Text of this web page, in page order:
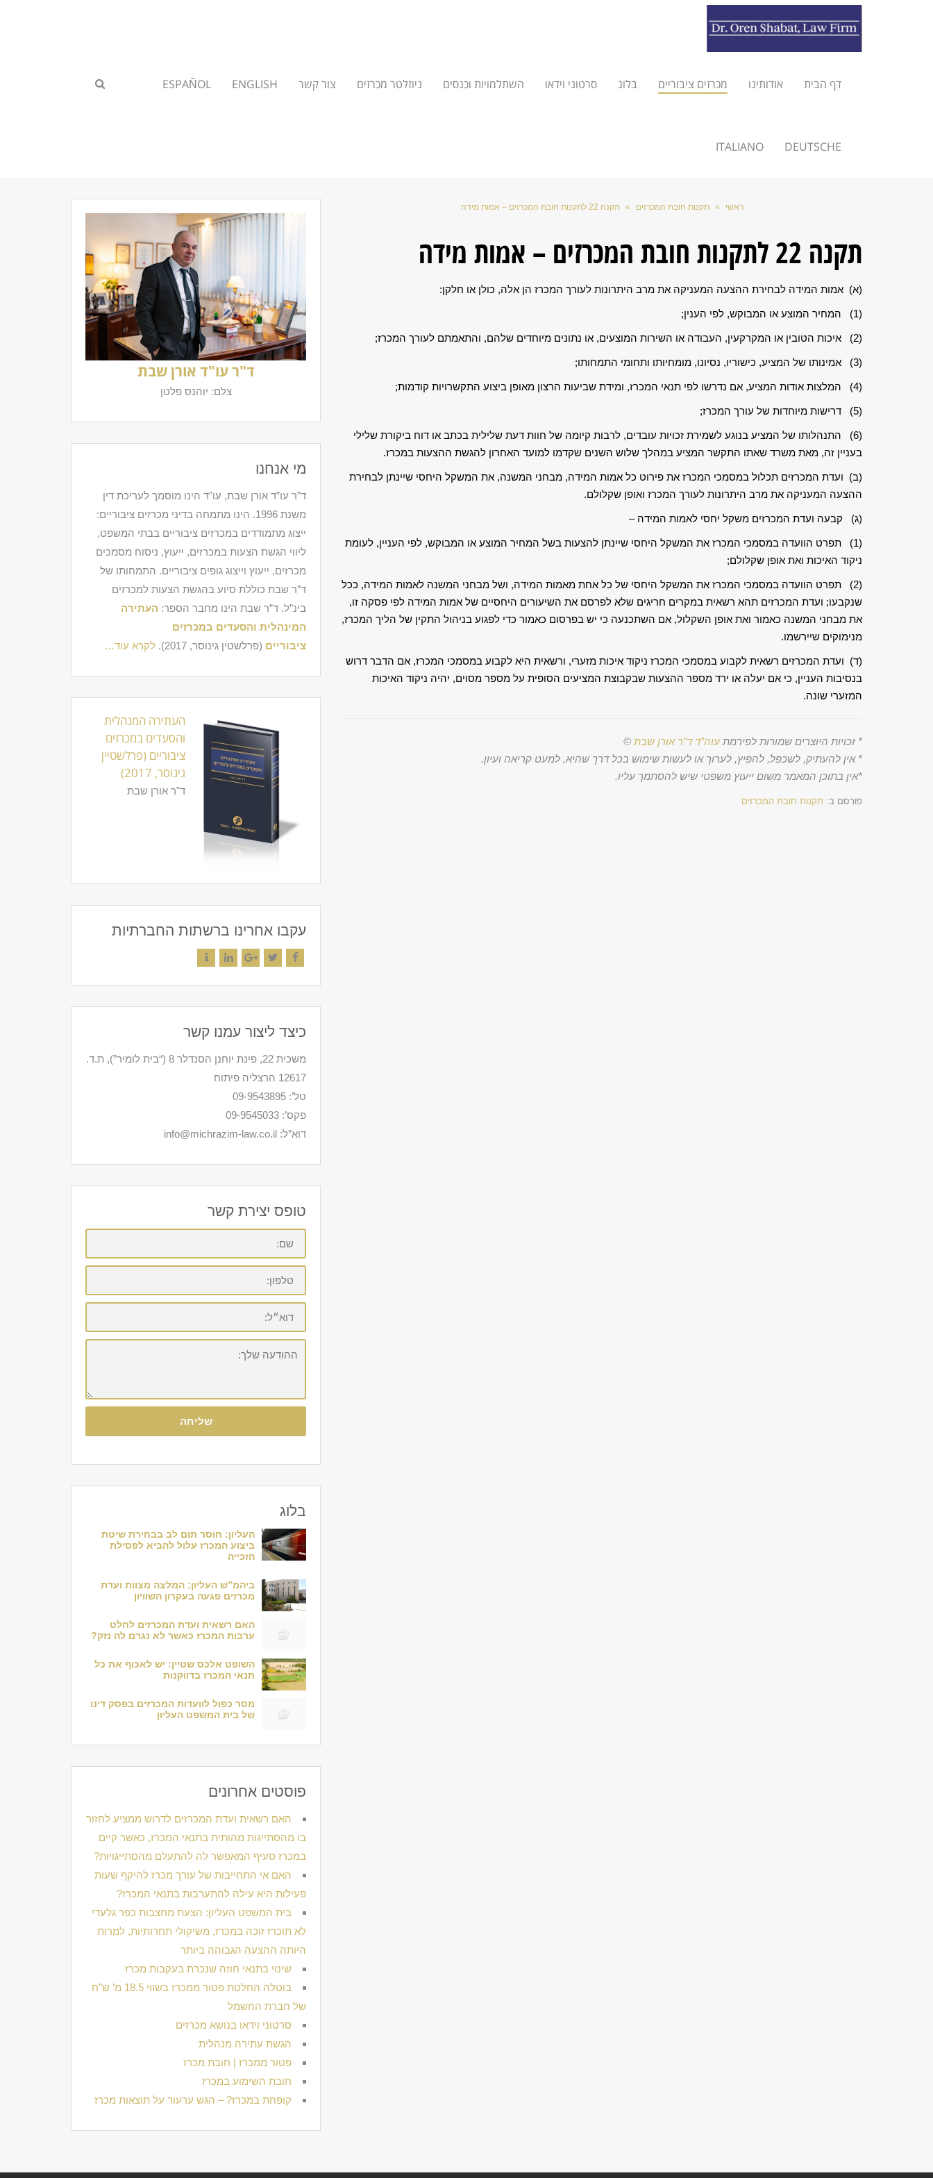
דף הבית אודותינו מכרזים ציבוריים בלוג סרטוני וידאו השתלמויות וכנסים ניוזלטר מכרזים צור קשר ENGLISH
ESPAÑOL
DEUTSCHE
ITALIANO
ראשי » תקנות חובת המכרזים » תקנה 22 לתקנות חובת המכרזים – אמות מידה
תקנה 22 לתקנות חובת המכרזים – אמות מידה
(א) אמות המידה לבחירת ההצעה המעניקה את מרב היתרונות לעורך המכרז הן אלה, כולן או חלקן:
(1) המחיר המוצע או המבוקש, לפי הענין;
(2) איכות הטובין או המקרקעין, העבודה או השירות המוצעים, או נתונים מיוחדים שלהם, והתאמתם לעורך המכרז;
(3) אמינותו של המציע, כישוריו, נסיונו, מומחיותו ותחומי התמחותו;
(4) המלצות אודות המציע, אם נדרשו לפי תנאי המכרז, ומידת שביעות הרצון מאופן ביצוע התקשרויות קודמות;
(5) דרישות מיוחדות של עורך המכרז;
(6) התנהלותו של המציע בנוגע לשמירת זכויות עובדים, לרבות קיומה של חוות דעת שלילית בכתב או דוח ביקורת שלילי
בעניין זה, מאת משרד שאתו התקשר המציע במהלך שלוש השנים שקדמו למועד האחרון להגשת ההצעות במכרז.
(ב) ועדת המכרזים תכלול במסמכי המכרז את פירוט כל אמות המידה, מבחני המשנה, את המשקל היחסי שיינתן לבחירת
ההצעה המעניקה את מרב היתרונות לעורך המכרז ואופן שקלולם.
(ג) קבעה ועדת המכרזים משקל יחסי לאמות המידה –
(1) תפרט הוועדה במסמכי המכרז את המשקל היחסי שיינתן להצעות בשל המחיר המוצע או המבוקש, לפי העניין, לעומת
ניקוד האיכות ואת אופן שקלולם;
(2) תפרט הוועדה במסמכי המכרז את המשקל היחסי של כל אחת מאמות המידה, ושל מבחני המשנה לאמות המידה, ככל
שנקבעו; ועדת המכרזים תהא רשאית במקרים חריגים שלא לפרסם את השיעורים היחסיים של אמות המידה לפי פסקה זו,
את מבחני המשנה כאמור ואת אופן השקלול, אם השתכנעה כי יש בפרסום כאמור כדי לפגוע בניהול התקין של הליך המכרז,
מנימוקים שיירשמו.
(ד) ועדת המכרזים רשאית לקבוע במסמכי המכרז ניקוד איכות מזערי, ורשאית היא לקבוע במסמכי המכרז, אם הדבר דרוש
בנסיבות העניין, כי אם יעלה או ירד מספר ההצעות שבקבוצת המציעים הסופית על מספר מסוים, יהיה ניקוד האיכות
המזערי שונה.
*זכויות היוצרים שמורות לפירמת עוה”ד ד”ר אורן שבת ©
*אין להעתיק, לשכפל, להפיץ, לערוך או לעשות שימוש בכל דרך שהיא, למעט קריאה ועיון.
*אין בתוכן המאמר משום ייעוץ משפטי שיש להסתמך עליו.
פורסם ב: תקנות חובת המכרזים
ד"ר עו"ד אורן שבת
צלם: יוהנס פלטן
מי אנחנו
ד”ר עו”ד אורן שבת, עו”ד הינו מוסמך לעריכת דין
משנת 1996. הינו מתמחה בדיני מכרזים ציבוריים:
ייצוג מתמודדים במכרזים ציבוריים בבתי המשפט,
ליווי הגשת הצעות במכרזים, ייעוץ, ניסוח מסמכים
מכרזים, ייעוץ וייצוג גופים ציבוריים. התמחותו של
ד”ר שבת כוללת סיוע בהגשת הצעות למכרזים
בינ”ל. ד”ר שבת הינו מחבר הספר: העתירה
המינהלית והסעדים במכרזים
ציבוריים (פרלשטין גינוסר, 2017). לקרא עוד…
העתירה המנהלית
והסעדים במכרזים
ציבוריים (פרלשטיין
גינוסר, 2017)
ד"ר אורן שבת
עקבו אחרינו ברשתות החברתיות
כיצד ליצור עמנו קשר
משכית 22, פינת יוחנן הסנדלר 8 (“בית לומיר”), ת.ד.
12617 הרצליה פיתוח
טל’: 09-9543895
פקס’: 09-9545033
דוא”ל: info@michrazim-law.co.il
טופס יצירת קשר
שם:
טלפון:
דוא״ל:
ההודעה
שלך:
שליחה
בלוג
העליון: חוסר תום לב בבחירת שיטת
ביצוע המכרז עלול להביא לפסילת
הזכייה
ביהמ”ש העליון: המלצה מצוות ועדת
מכרזים פגעה בעקרון השוויון
האם רשאית ועדת המכרזים לחלט
ערבות המכרז כאשר לא נגרם לה נזק?
השופט אלכס שטיין: יש לאכוף את כל
תנאי המכרז בדווקנות
מסר כפול לוועדות המכרזים בפסק דינו
של בית המשפט העליון
פוסטים אחרונים
האם רשאית ועדת המכרזים לדרוש ממציע לחזור
בו מהסתייגות מהותית בתנאי המכרז, כאשר קיים
במכרז סעיף המאפשר לה להתעלם מהסתייגויות?
האם אי התחייבות של עורך מכרז להיקף שעות
פעילות היא עילה להתערבות בתנאי המכרז?
בית המשפט העליון: הצעת מחצבות כפר גלעדי
לא תוכרז זוכה במכרז, משיקולי תחרותיות, למרות
היותה ההצעה הגבוהה ביותר
שינוי בתנאי חוזה שנכרת בעקבות מכרז
בוטלה החלטת פטור ממכרז בשווי 18.5 מ’ ש”ח
של חברת החשמל
סרטוני וידאו בנושא מכרזים
הגשת עתירה מנהלית
פטור ממכרז | חובת מכרז
חובת השימוע במכרז
קופחת במכרז? – הגש ערעור על תוצאות מכרז